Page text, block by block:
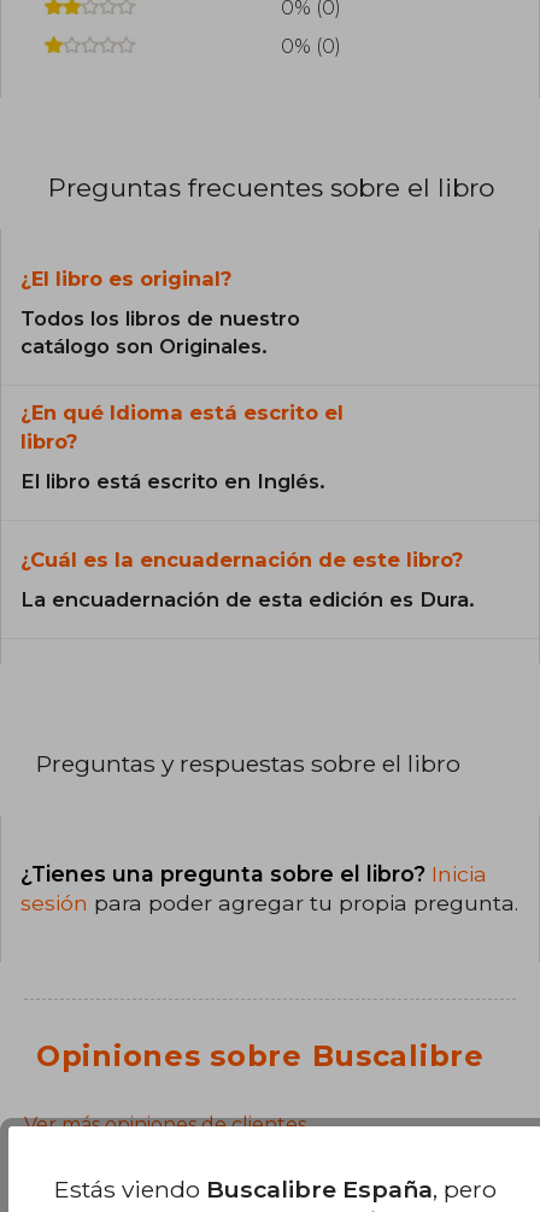
0% (0)
0% (0)
Preguntas frecuentes sobre el libro
¿El libro es original?
Todos los libros de nuestro
catálogo son Originales.
¿En qué Idioma está escrito el
libro?
El libro está escrito en Inglés.
¿Cuál es la encuadernación de este libro?
La encuadernación de esta edición es Dura.
Preguntas y respuestas sobre el libro
¿Tienes una pregunta sobre el libro? Inicia
sesión para poder agregar tu propia pregunta.
Opiniones sobre Buscalibre
Ver más opiniones de clientes
Estás viendo Buscalibre España, pero